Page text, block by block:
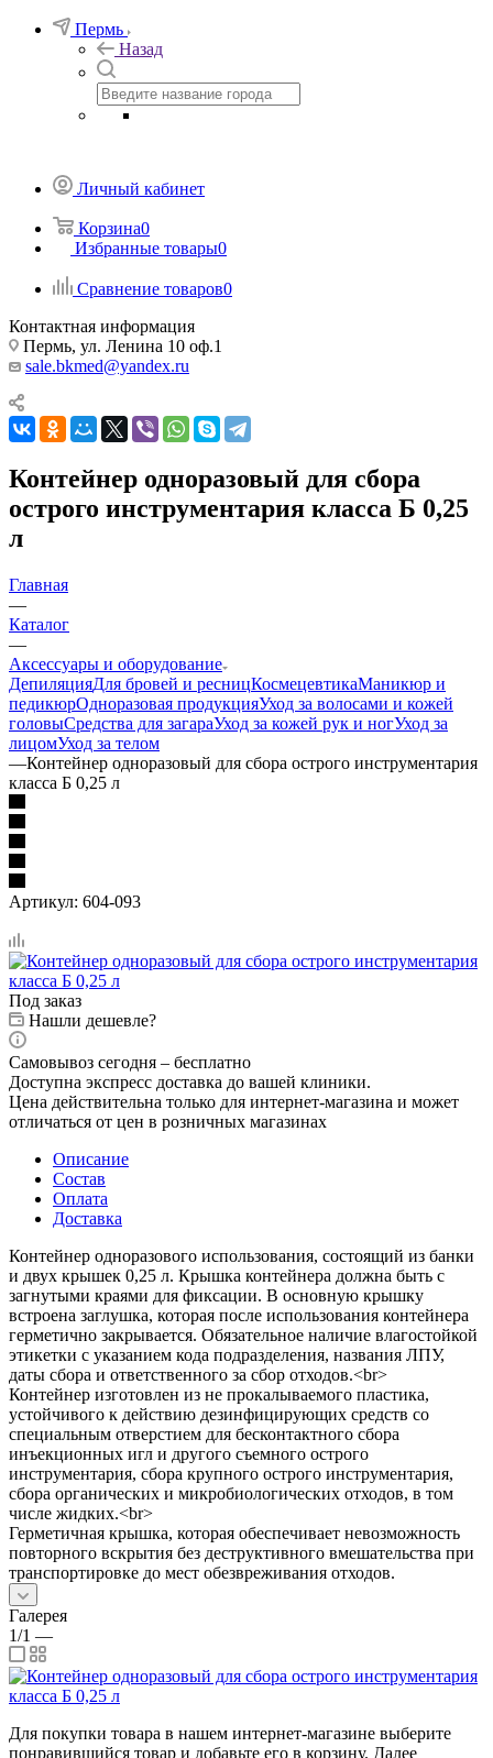
Пермь
Назад
Личный кабинет
Корзина0
Избранные товары0
Сравнение товаров0
Контактная информация
Пермь, ул. Ленина 10 оф.1
sale.bkmed@yandex.ru
Контейнер одноразовый для сбора
острого инструментария класса Б 0,25
л
Главная
—
Каталог
—
Аксессуары и оборудование
ДепиляцияДля бровей и ресницКосмецевтикаМаникюр и
педикюрОдноразовая продукцияУход за волосами и кожей
головыСредства для загараУход за кожей рук и ногУход за
лицомУход за телом
—Контейнер одноразовый для сбора острого инструментария
класса Б 0,25 л
Артикул: 604-093
Под заказ
Нашли дешевле?
Самовывоз сегодня – бесплатно
Доступна экспресс доставка до вашей клиники.
Цена действительна только для интернет-магазина и может
отличаться от цен в розничных магазинах
Описание
Состав
Оплата
Доставка
Контейнер одноразового использования, состоящий из банки
и двух крышек 0,25 л. Крышка контейнера должна быть с
загнутыми краями для фиксации. В основную крышку
встроена заглушка, которая после использования контейнера
герметично закрывается. Обязательное наличие влагостойкой
этикетки с указанием кода подразделения, названия ЛПУ,
даты сбора и ответственного за сбор отходов.<br>
Контейнер изготовлен из не прокалываемого пластика,
устойчивого к действию дезинфицирующих средств со
специальным отверстием для бесконтактного сбора
инъекционных игл и другого съемного острого
инструментария, сбора крупного острого инструментария,
сбора органических и микробиологических отходов, в том
числе жидких.<br>
Герметичная крышка, которая обеспечивает невозможность
повторного вскрытия без деструктивного вмешательства при
транспортировке до мест обезвреживания отходов.
Галерея
1/1 —
Для покупки товара в нашем интернет-магазине выберите
понравившийся товар и добавьте его в корзину. Далее